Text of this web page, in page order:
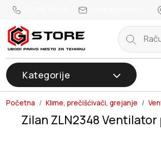
Kategorije
Početna Klime, prečišćivači, grejanje
Zilan ZLN2348